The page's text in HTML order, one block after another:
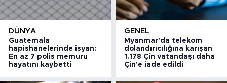
DÜNYA
Guatemala
hapishanelerinde isyan:
En az 7 polis memuru
hayatını kaybetti
GENEL
Myanmar'da telekom
dolandırıcılığına karışan
1.178 Çin vatandaşı daha
Çin'e iade edildi